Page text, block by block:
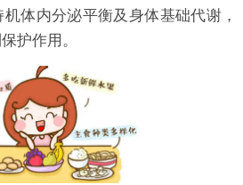
体内分泌平衡及身体基础代谢，
护作用。